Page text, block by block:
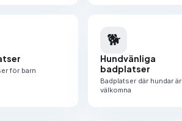
för barn
🐕
Hundvänliga
badplatser
Badplatser där hundar är
välkomna